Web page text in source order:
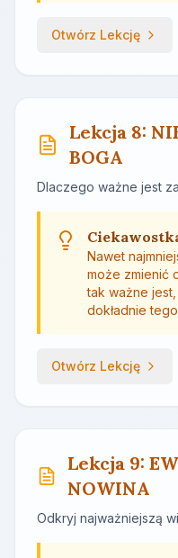
Otwórz Lekcję
Lekcja 8:
BOGA
Dlaczego ważne jest
Nawet
może zmienić
tak ważne
dokładnie
Otwórz Lekcję
Lekcja 9:
NOWINA
Odkryj najważniejszą